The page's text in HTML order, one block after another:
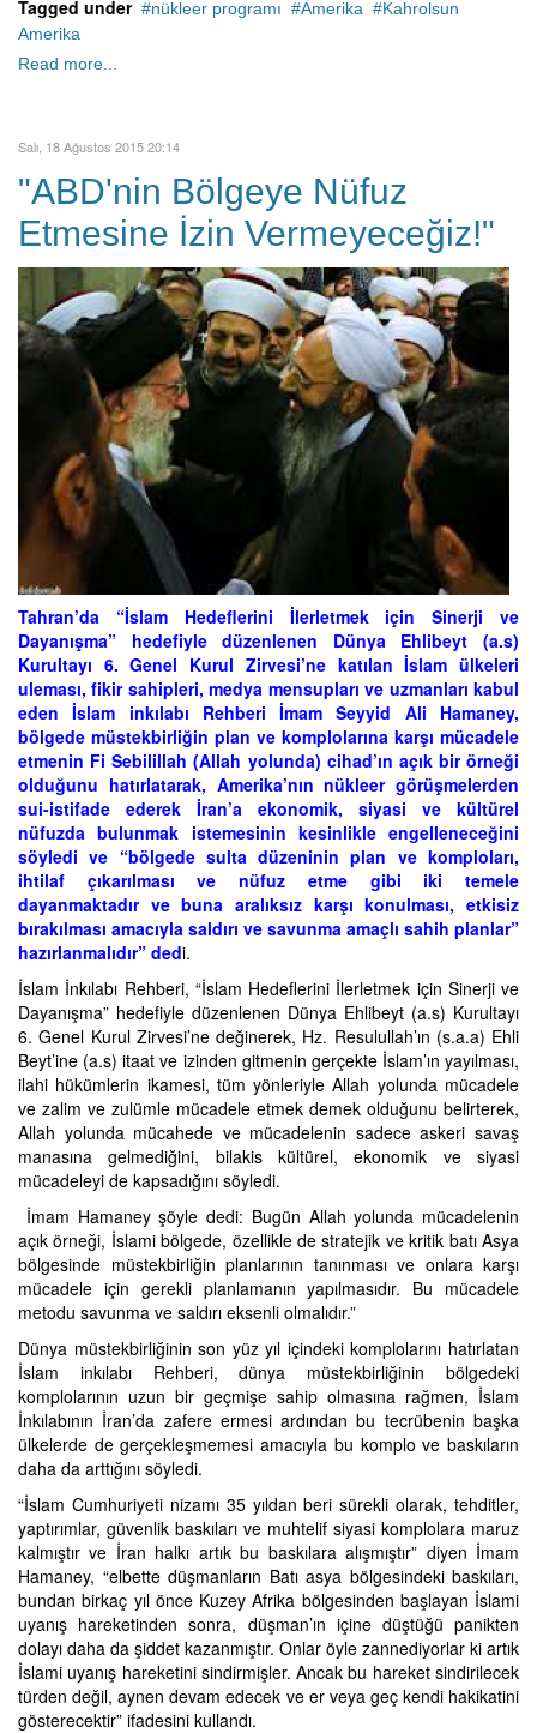
Tagged under nükleer programı Amerika
Kahrolsun
Amerika
Read more...
Salı, 18 Ağustos 2015 20:14
"ABD'nin Bölgeye Nüfuz
Etmesine İzin Vermeyeceğiz!"
Tahran’da “İslam Hedeflerini İlerletmek için Sinerji ve
Dayanışma” hedefiyle düzenlenen Dünya Ehlibeyt (a.s)
Kurultayı 6. Genel Kurul Zirvesi’ne katılan İslam ülkeleri
uleması, fikir sahipleri, medya mensupları ve uzmanları kabul
eden İslam inkılabı Rehberi İmam Seyyid Ali Hamaney,
bölgede müstekbirliğin plan ve komplolarına karşı mücadele
etmenin Fi Sebilillah (Allah yolunda) cihad’ın açık bir örneği
olduğunu hatırlatarak, Amerika’nın nükleer görüşmelerden
sui-istifade ederek İran’a ekonomik, siyasi ve kültürel
nüfuzda bulunmak istemesinin kesinlikle engelleneceğini
söyledi ve “bölgede sulta düzeninin plan ve komploları,
ihtilaf çıkarılması ve nüfuz etme gibi iki temele
dayanmaktadır ve buna aralıksız karşı konulması, etkisiz
bırakılması amacıyla saldırı ve savunma amaçlı sahih planlar”
hazırlanmalıdır” dedi.
İslam İnkılabı Rehberi, “İslam Hedeflerini İlerletmek için Sinerji ve
Dayanışma” hedefiyle düzenlenen Dünya Ehlibeyt (a.s) Kurultayı
6. Genel Kurul Zirvesi’ne değinerek, Hz. Resulullah’ın (s.a.a) Ehli
Beyt’ine (a.s) itaat ve izinden gitmenin gerçekte İslam’ın yayılması,
ilahi hükümlerin ikamesi, tüm yönleriyle Allah yolunda mücadele
ve zalim ve zulümle mücadele etmek demek olduğunu belirterek,
Allah yolunda mücahede ve mücadelenin sadece askeri savaş
manasına gelmediğini, bilakis kültürel, ekonomik ve siyasi
mücadeleyi de kapsadığını söyledi.
İmam Hamaney şöyle dedi: Bugün Allah yolunda mücadelenin
açık örneği, İslami bölgede, özellikle de stratejik ve kritik batı Asya
bölgesinde müstekbirliğin planlarının tanınması ve onlara karşı
mücadele için gerekli planlamanın yapılmasıdır. Bu mücadele
metodu savunma ve saldırı eksenli olmalıdır.”
Dünya müstekbirliğinin son yüz yıl içindeki komplolarını hatırlatan
İslam inkılabı Rehberi, dünya müstekbirliğinin bölgedeki
komplolarının uzun bir geçmişe sahip olmasına rağmen, İslam
İnkılabının İran’da zafere ermesi ardından bu tecrübenin başka
ülkelerde de gerçekleşmemesi amacıyla bu komplo ve baskıların
daha da arttığını söyledi.
“İslam Cumhuriyeti nizamı 35 yıldan beri sürekli olarak, tehditler,
yaptırımlar, güvenlik baskıları ve muhtelif siyasi komplolara maruz
kalmıştır ve İran halkı artık bu baskılara alışmıştır” diyen İmam
Hamaney, “elbette düşmanların Batı asya bölgesindeki baskıları,
bundan birkaç yıl önce Kuzey Afrika bölgesinden başlayan İslami
uyanış hareketinden sonra, düşman’ın içine düştüğü panikten
dolayı daha da şiddet kazanmıştır. Onlar öyle zannediyorlar ki artık
İslami uyanış hareketini sindirmişler. Ancak bu hareket sindirilecek
türden değil, aynen devam edecek ve er veya geç kendi hakikatini
gösterecektir” ifadesini kullandı.